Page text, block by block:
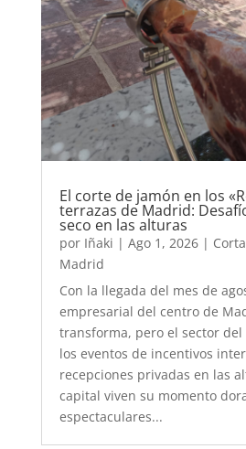
El corte de jamón en los
terrazas de Madrid:
seco en las alturas
por Iñaki | Ago 1, 2026|
Madrid
Con la llegada del mes de
empresarial del centro de
transforma, pero el sector
los eventos de incentivos
recepciones privadas en las
capital viven su momento
espectaculares...